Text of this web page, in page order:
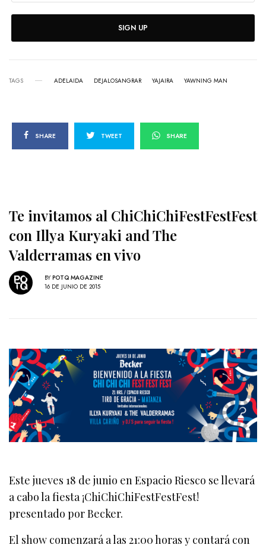
SIGN UP
TAGS ADELAIDA DEJALOSANGRAR YAJAIRA YAWNING MAN
SHARE TWEET SHARE
Te invitamos al ChiChiChiFestFestFest
con Illya Kuryaki and The
Valderramas en vivo
BY POTQ MAGAZINE
16 DE JUNIO DE 2015
Este jueves 18 de junio en Espacio Riesco se llevará
a cabo la fiesta ¡ChiChiChiFestFestFest!
presentado por Becker.
El show comenzará a las 21:00 horas y contará con